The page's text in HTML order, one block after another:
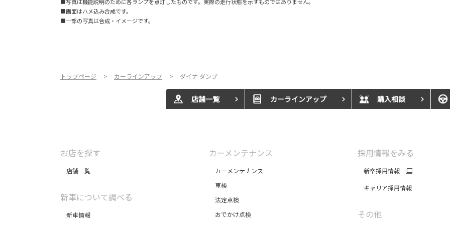
■写真は機能説明のために各ランプを点灯したものです。実際の走行状態を示すものではありません。
■画面はハメ込み合成です。
■一部の写真は合成・イメージです。
トップページ カーラインアップ ダイナ ダンプ
店舗一覧 カーラインアップ 購入相談
お店を探す
店舗一覧
新車について調べる
新車情報
カーメンテナンス
カーメンテナンス
車検
法定点検
おでかけ点検
採用情報をみる
新卒採用情報
キャリア採用情報
その他